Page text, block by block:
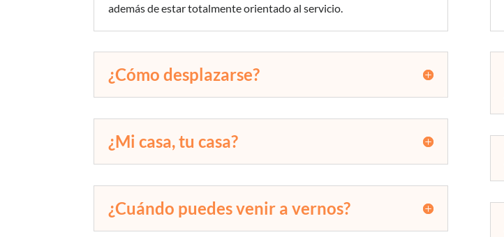
además de estar totalmente orientado al servicio.
¿Cómo desplazarse?
¿Mi casa, tu casa?
¿Cuándo puedes venir a vernos?